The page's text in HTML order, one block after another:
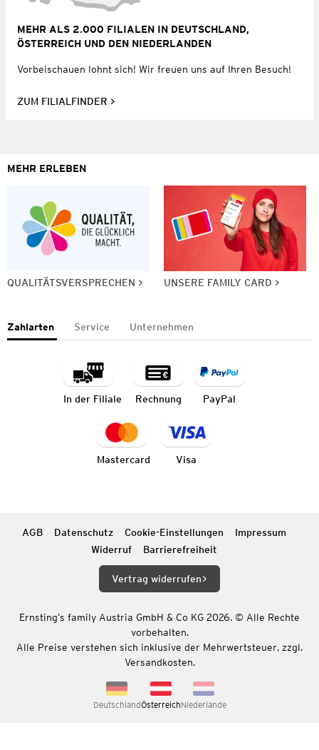
MEHR ALS 2.000 FILIALEN IN DEUTSCHLAND,
ÖSTERREICH UND DEN NIEDERLANDEN
Vorbeischauen lohnt sich! Wir freuen uns auf Ihren Besuch!
ZUM FILIALFINDER
MEHR ERLEBEN
QUALITÄTSVERSPRECHEN UNSERE FAMILY CARD
Zahlarten Service Unternehmen
In der Filiale Rechnung PayPal
Mastercard Visa
AGB Datenschutz Cookie-Einstellungen
Impressum
Widerruf
Barrierefreiheit
Vertrag widerrufen
Ernsting’s family Austria GmbH & Co KG 2026. © Alle Rechte
vorbehalten.
Alle Preise verstehen sich inklusive der Mehrwertsteuer, zzgl.
Versandkosten.
DeutschlandÖsterreichNiederlande